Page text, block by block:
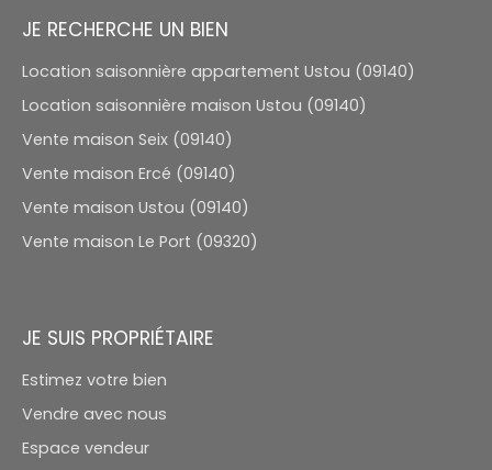
JE RECHERCHE UN BIEN
Location saisonnière appartement Ustou (09140)
Location saisonnière maison Ustou (09140)
Vente maison Seix (09140)
Vente maison Ercé (09140)
Vente maison Ustou (09140)
Vente maison Le Port (09320)
JE SUIS PROPRIÉTAIRE
Estimez votre bien
Vendre avec nous
Espace vendeur